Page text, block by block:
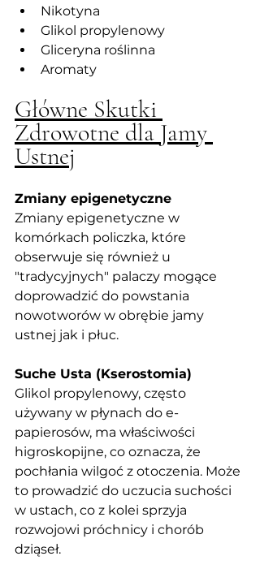
Nikotyna
Glikol propylenowy
Gliceryna roślinna
Aromaty
Główne Skutki
Zdrowotne dla Jamy
Ustnej
Zmiany epigenetyczne
Zmiany epigenetyczne w
komórkach policzka, które
obserwuje się również u
"tradycyjnych" palaczy mogące
doprowadzić do powstania
nowotworów w obrębie jamy
ustnej jak i płuc.
Suche Usta (Kserostomia)
Glikol propylenowy, często
używany w płynach do e-
papierosów, ma właściwości
higroskopijne, co oznacza, że
pochłania wilgoć z otoczenia. Może
to prowadzić do uczucia suchości
w ustach, co z kolei sprzyja
rozwojowi próchnicy i chorób
dziąseł.